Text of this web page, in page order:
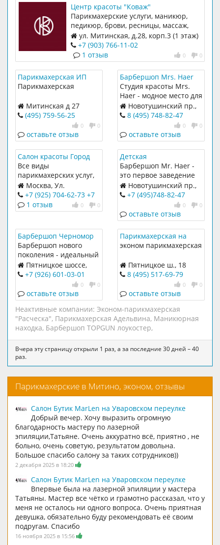
Центр красоты "Коваж"
Парикмахерские услуги, маникюр,
педикюр, брови, ресницы, массаж,
косметология
ул. Митинская, д.28, корп.3 (1 этаж)
+7 (903) 766-11-02
0 0
1 отзыв
Парикмахерская ИП
Вирабян А.Г.
Парикмахерская
Митинская д 27
(495) 759-56-25
0 0
оставьте отзыв
Барбершоп Mrs. Haer
Студия красоты Mrs.
Haer - модное место для
модных людей.
Новотушинский пр.,
8, корп. 1
8 (495) 748-82-47
0 0
оставьте отзыв
Салон красоты Город
Все виды
парикмахерских услуг,
ногтевой сервис,
косметология.
Москва, Ул.
Митинская д. 10 к. 1
+7 (925) 704-62-73 +7
(499) 391-62-73
0 0
1 отзыв
Детская
парикмахерская
Барбершоп Mr. Haer
KIDS
Барбершоп Mr. Haer -
это первое заведение
для мужчин в Митино,
где можно комплексно
следить за своей
внешностью. Теперь не
нужно стесняться
узнавая название
модной стрижки, делая
маникюр или педикюр.
и барберы помогут
определиться и
выполнят необходимые
услуги.
Новотушинский пр.,
8, корп. 1
+7 (495)748-82-47
0 0
оставьте отзыв
Барбершоп Черномор
Барбершоп нового
поколения - идеальный
барбершоп в Митино
Пятницкое шоссе,
15к1+7 (926) 601-03-01
0 0
оставьте отзыв
Парикмахерская на
Пятницком ш.
эконом парикмахерская
Пятницкое ш., 18
8 (495) 517-69-79
0 0
оставьте отзыв
Неактивные компании: Эконом-парикмахерская
"Расческа", Парикмахерская Адельвина, Маникюрная
находка, Барбершоп TOPGUN лоукостер,
Вчера эту страницу открыли 1 раз, а за последние 30 дней – 40
раз.
Парикмахерские в Митино, эконом, отзывы
Салон Бутик MarLen на Уваровском переулке
Добрый вечер. Хочу выразить огромную
благодарность мастеру по лазерной
эпиляции,Татьяне. Очень аккуратно всё, приятно , не
больно, очень советую, результатом довольна.
Большое спасибо салону за таких сотрудников))
2 декабря 2025 в 18:20
Салон Бутик MarLen на Уваровском переулке
Впервые была на лазерной эпиляции у мастера
Татьяны. Мастер все чётко и грамотно рассказал, что у
меня не осталось ни одного вопроса. Очень приятная
девушка, обязательно буду рекомендовать её своим
подругам. Спасибо
16 ноября 2025 в 15:56